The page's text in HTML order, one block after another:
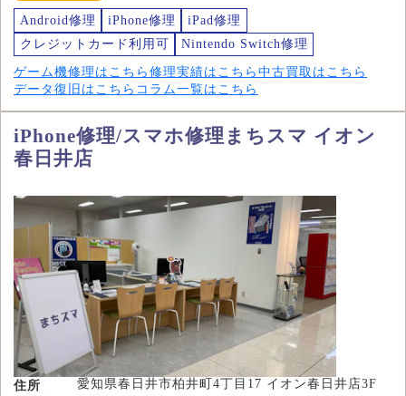
Android修理 iPhone修理
iPad修理
クレジットカード利用可
Nintendo Switch修理
ゲーム機修理はこちら 修理実績はこちら 中古買取はこちら
データ復旧はこちら コラム一覧はこちら
iPhone修理/スマホ修理まちスマ イオン
春日井店
住所 愛知県春日井市柏井町4丁目17 イオン春日井店3F